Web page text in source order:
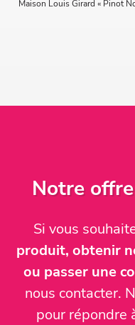
Maison Louis Girard « Pinot
Notre
Si vous
produit, obtenir
ou passer une
nous contacter.
pour répondre